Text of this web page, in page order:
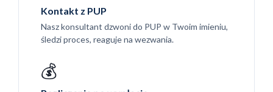
Kontakt z PUP
Nasz konsultant dzwoni do PUP w Twoim imieniu,
śledzi proces, reaguje na wezwania.
💰